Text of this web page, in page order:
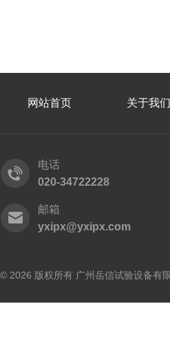
网站首页 关于我们
电话
020-34722228
邮箱
yxipx@yxipx.com
© 2026 版权所有 广州岳信试验设备有